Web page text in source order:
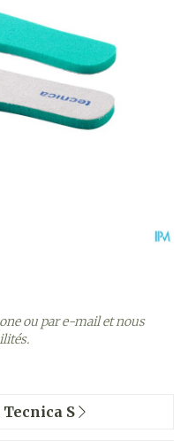
ou par e-mail et nous
S